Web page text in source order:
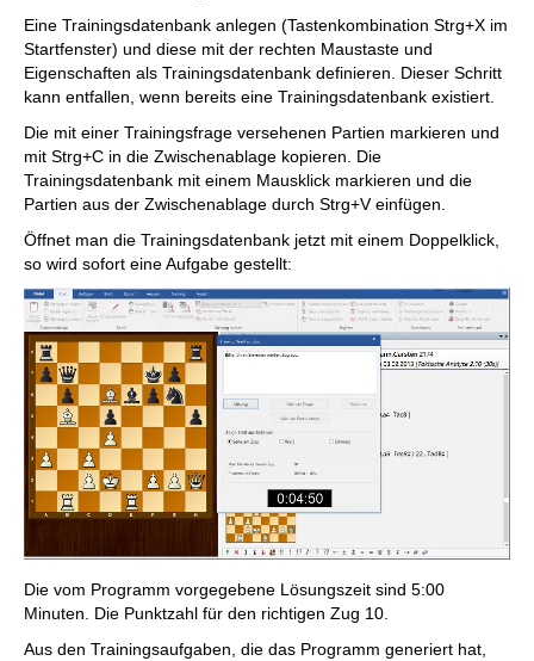
Eine Trainingsdatenbank anlegen (Tastenkombination Strg+X im
Startfenster) und diese mit der rechten Maustaste und
Eigenschaften als Trainingsdatenbank definieren. Dieser Schritt
kann entfallen, wenn bereits eine Trainingsdatenbank existiert.
Die mit einer Trainingsfrage versehenen Partien markieren und
mit Strg+C in die Zwischenablage kopieren. Die
Trainingsdatenbank mit einem Mausklick markieren und die
Partien aus der Zwischenablage durch Strg+V einfügen.
Öffnet man die Trainingsdatenbank jetzt mit einem Doppelklick,
so wird sofort eine Aufgabe gestellt:
Die vom Programm vorgegebene Lösungszeit sind 5:00
Minuten. Die Punktzahl für den richtigen Zug 10.
Aus den Trainingsaufgaben, die das Programm generiert hat,